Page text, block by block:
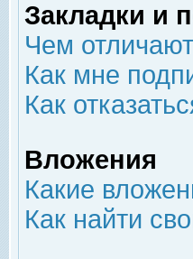
Закладки и
Чем
Как мне
Как
Вложения
Какие
Как найти